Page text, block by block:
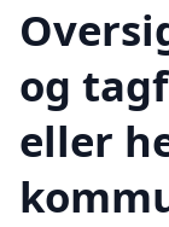
og
eller